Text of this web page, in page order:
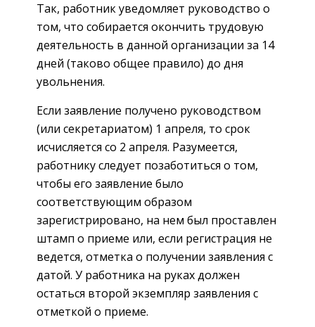
Так, работник уведомляет руководство о
том, что собирается окончить трудовую
деятельность в данной организации за 14
дней (таково общее правило) до дня
увольнения.
Если заявление получено руководством
(или секретариатом) 1 апреля, то срок
исчисляется со 2 апреля. Разумеется,
работнику следует позаботиться о том,
чтобы его заявление было
соответствующим образом
зарегистрировано, на нем был проставлен
штамп о приеме или, если регистрация не
ведется, отметка о получении заявления с
датой. У работника на руках должен
остаться второй экземпляр заявления с
отметкой о приеме.